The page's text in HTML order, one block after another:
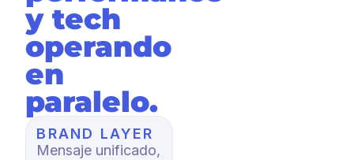
y tech
operando
en
paralelo.
BRAND LAYER
Mensaje unificado,